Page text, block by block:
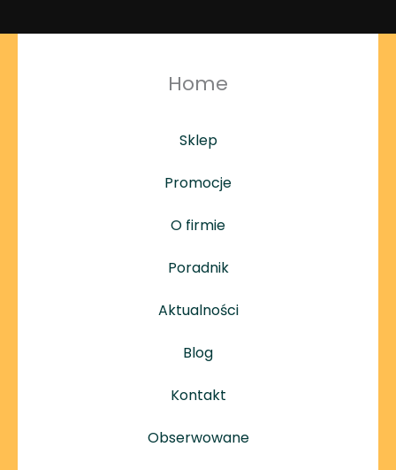
Home
Sklep
Promocje
O firmie
Poradnik
Aktualności
Blog
Kontakt
Obserwowane